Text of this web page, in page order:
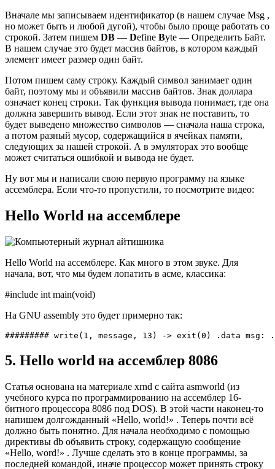
Вначале мы записываем идентификатор (в нашем случае Msg ,
но может быть и любой дугой), чтобы было проще работать со
строкой. Затем пишем DB — Define Byte — Определить Байт.
В нашем случае это будет массив байтов, в котором каждый
элемент имеет размер один байт.
Потом пишем саму строку. Каждый символ занимает один
байт, поэтому мы и объявили массив байтов. Знак доллара
означает конец строки. Так функция вывода понимает, где она
должна завершить вывод. Если этот знак не поставить, то
будет выведено множество символов — сначала наша строка,
а потом разный мусор, содержащийся в ячейках памяти,
следующих за нашей строкой. А в эмуляторах это вообще
может считаться ошибкой и вывода не будет.
Ну вот мы и написали свою первую программу на языке
ассемблера. Если что-то пропустили, то посмотрите видео:
Hello World на ассемблере
Hello World на ассемблере. Как много в этом звуке. Для
начала, вот, что мы будем лопатить в асме, классика:
#include int main(void)
На GNU assembly это будет примерно так:
######### write(1, message, 13) -> exit(0) .data
5. Hello world на ассемблер 8086
Статья основана на материале xrnd с сайта asmworld (из
учебного курса по программированию на ассемблер 16-
битного процессора 8086 под DOS). В этой части наконец-то
напишем долгожданный «Hello, world!» . Теперь почти всё
должно быть понятно. Для начала необходимо с помощью
директивы db объявить строку, содержащую сообщение
«Hello, word!» . Лучше сделать это в конце программы, за
последней командой, иначе процессор может принять строку